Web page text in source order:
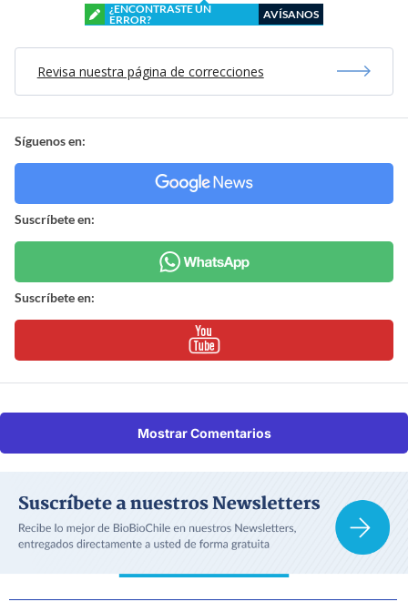
¿ENCONTRASTE UN
ERROR?
AVÍSANOS
Revisa nuestra página de correcciones
Síguenos en:
Suscríbete en:
Suscríbete en:
Mostrar Comentarios